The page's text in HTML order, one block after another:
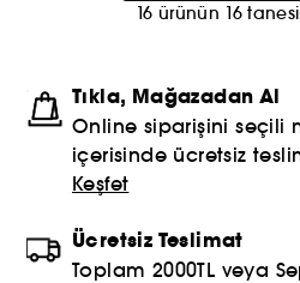
16 ürünün 16
Tıkla, Mağazadan Al
Online siparişini seçili
içerisinde ücretsiz
Keşfet
Ücretsiz Teslimat
Toplam 2000TL veya